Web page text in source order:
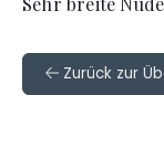
Zurück zur